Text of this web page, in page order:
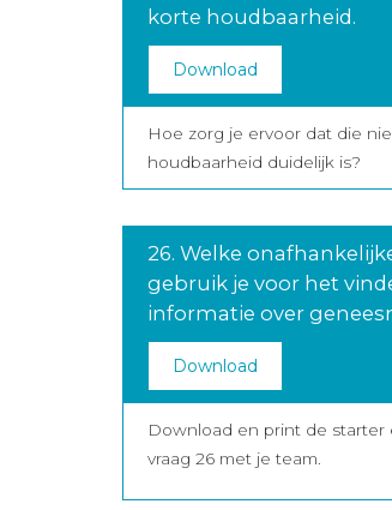
korte houdbaarheid.
Download
Hoe zorg je ervoor dat die
houdbaarheid duidelijk is?
26. Welke
gebruik je voor het
informatie over
Download
Download en print de starter
vraag 26 met je team.